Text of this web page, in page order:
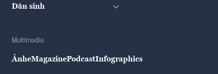
Dân sinh
Multimedia
ẢnheMagazinePodcastInfographics